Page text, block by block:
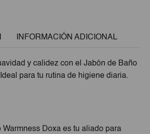
INFORMACIÓN ADICIONAL
y calidez con el Jabón de Baño
para tu rutina de higiene diaria.
Warmness Doxa es tu aliado para